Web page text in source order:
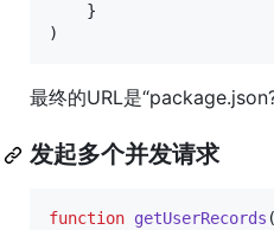
    }
)
最终的URL是
发起多个并发请求
function getUserRecords (